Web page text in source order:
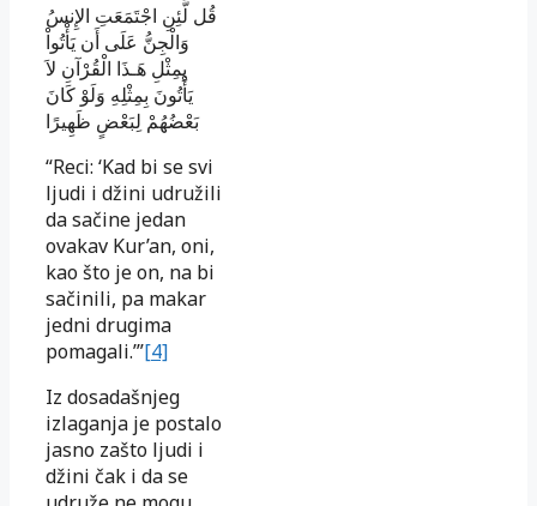
قُل لَّئِنِ اجْتَمَعَتِ الإِنسُ
وَالْجِنُّ عَلَى أَن يَأْتُواْ
بِمِثْلِ هَـذَا الْقُرْآنِ لاَ
يَأْتُونَ بِمِثْلِهِ وَلَوْ كَانَ
بَعْضُهُمْ لِبَعْضٍ ظَهِيرًا
“Reci: ‘Kad bi se svi
ljudi i džini udružili
da sačine jedan
ovakav Kur’an, oni,
kao što je on, na bi
sačinili, pa makar
jedni drugima
pomagali.’”[4]
Iz dosadašnjeg
izlaganja je postalo
jasno zašto ljudi i
džini čak i da se